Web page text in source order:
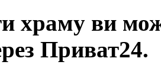
храму ви
Приват24.